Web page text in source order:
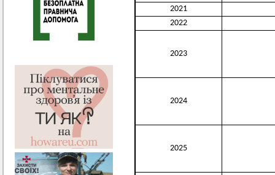
2021
2022
2023
2024
2025